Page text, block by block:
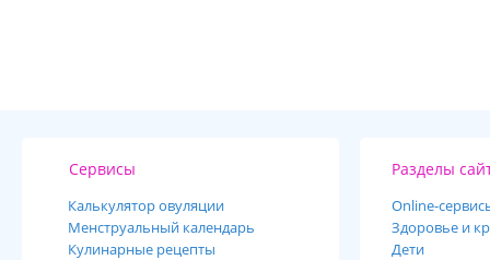
Сервисы
Калькулятор овуляции
Менструальный календарь
Кулинарные рецепты
Разделы
Online-
Здоровье и
Дети